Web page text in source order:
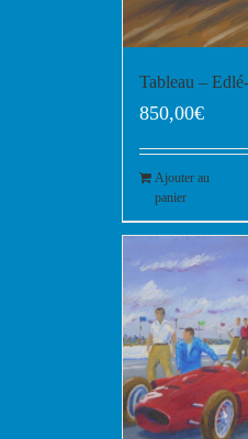
Tableau –
850,00€
Ajouter au
panier